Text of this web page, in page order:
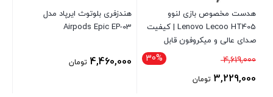
هدست مخصوص بازی لنوو
Lenovo Lecoo HT405 | کیفیت
صدای عالی و میکروفون قابل
تنظیم | طراحی ارگونومیک و
نورپردازی جذاب
30% 4,619,000قیمت
اصلی3,229,000 تومان
هندزفری بلوتوث ایرپاد مدل
Airpods Epic EP-03
4,460,000 تومان